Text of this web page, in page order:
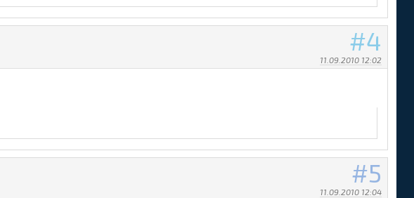
4
11.09.2010 12:02
5
11.09.2010 12:04